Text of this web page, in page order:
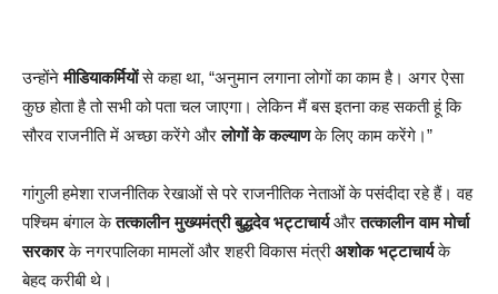
उन्होंनेमीडियाकर्मियोंसे कहा था, “अनुमान लगाना लोगों का काम है। अगर ऐसा
कुछ होता है तो सभी को पता चल जाएगा। लेकिन मैं बस इतना कह सकती हूं कि
सौरव राजनीति में अच्छा करेंगे औरलोगों के कल्याणके लिए काम करेंगे।”
गांगुली हमेशा राजनीतिक रेखाओं से परे राजनीतिक नेताओं के पसंदीदा रहे हैं। वह
पश्चिम बंगाल केतत्कालीन मुख्यमंत्री बुद्धदेव भट्टाचार्यऔरतत्कालीन वाम मोर्चा
सरकारके नगरपालिका मामलों और शहरी विकास मंत्रीअशोक भट्टाचार्यके
बेहद करीबी थे।